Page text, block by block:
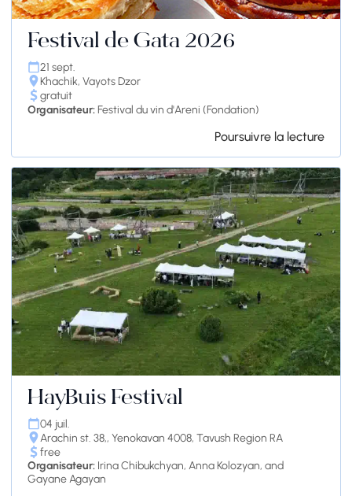
Festival de Gata 2026
21 sept.
Khachik, Vayots Dzor
gratuit
Organisateur:Festival du vin d'Areni (Fondation)
Poursuivre la lecture
HayBuis Festival
04 juil.
Arachin st. 38,, Yenokavan 4008, Tavush Region RA
free
Organisateur: Irina Chibukchyan, Anna Kolozyan, and
Gayane Agayan